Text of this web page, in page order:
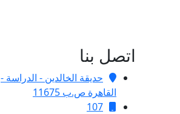
اتصل بنا
حديقة الخالدين - الدراسة -
القاهرة ص.ب 11675
107